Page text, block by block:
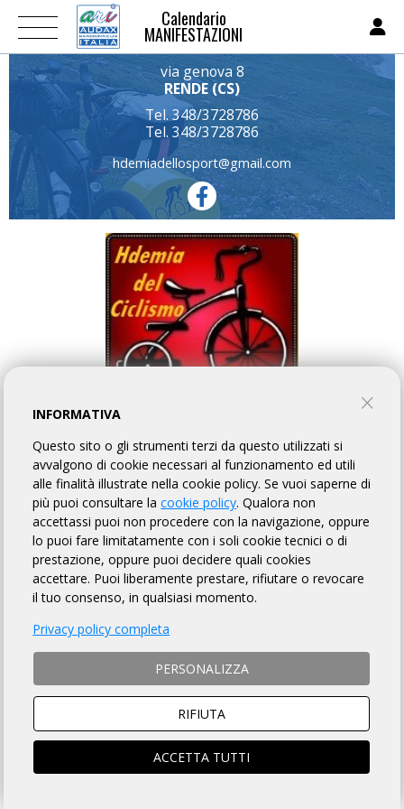
Calendario
MANIFESTAZIONI
via genova 8
RENDE (CS)
Tel. 348/3728786
Tel. 348/3728786
hdemiadellosport@gmail.com
HDEMIA DEL CICLISMO
PROFILO EVENTI
MOSTRA EVENTI IN CORSO
EVENTI CONCLUSI
Totale: 25
26 APRILE
Randonnée LA BIZANTINA
Corigliano-Rossano (CS)
Partenza : 06:30
INFORMATIVA
Questo sito o gli strumenti terzi da questo utilizzati si
avvalgono di cookie necessari al funzionamento ed utili
alle finalità illustrate nella cookie policy. Se vuoi saperne di
più puoi consultare lacookie policy. Qualora non
accettassi puoi non procedere con la navigazione, oppure
lo puoi fare limitatamente con i soli cookie tecnici o di
prestazione, oppure puoi decidere quali cookies
accettare. Puoi liberamente prestare, rifiutare o revocare
il tuo consenso, in qualsiasi momento.
Privacy policy completa
PERSONALIZZA
RIFIUTA
ACCETTA TUTTI